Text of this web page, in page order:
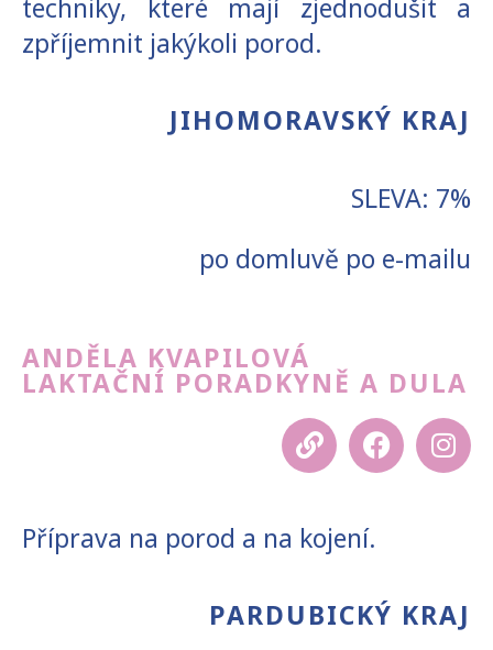
techniky, které mají zjednodušit a
zpříjemnit jakýkoli porod.
JIHOMORAVSKÝ KRAJ
SLEVA: 7%
po domluvě po e-mailu
ANDĚLA KVAPILOVÁ
LAKTAČNÍ PORADKYNĚ A DULA
Příprava na porod a na kojení.
PARDUBICKÝ KRAJ